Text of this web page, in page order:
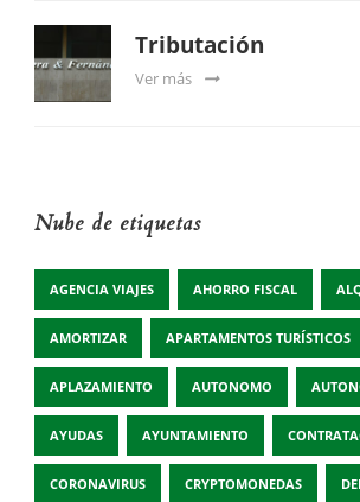
Tributación
Ver más
Nube de etiquetas
AGENCIA VIAJES AHORRO FISCAL
AMORTIZAR APARTAMENTOS TURÍSTICOS
APLAZAMIENTO AUTONOMO
AYUDAS AYUNTAMIENTO
CORONAVIRUS CRYPTOMONEDAS